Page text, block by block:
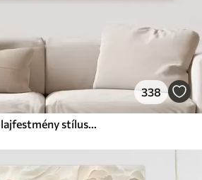
338
Absztrakt festmény olajfestmény stílusban